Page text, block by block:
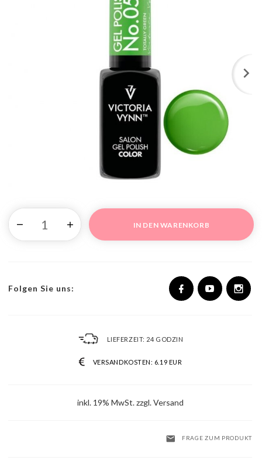
IN DEN WARENKORB
Folgen Sie uns:
LIEFERZEIT: 24 GODZIN
VERSANDKOSTEN: 6.19 EUR
inkl. 19% MwSt. zzgl. Versand
FRAGE ZUM PRODUKT